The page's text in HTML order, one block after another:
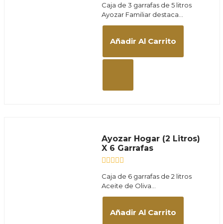
con
0
Caja de 3 garrafas de 5 litros
Ayozar Familiar destaca...
Añadir Al Carrito
Ayozar Hogar (2 Litros)
X 6 Garrafas
con
0
Caja de 6 garrafas de 2 litros
Aceite de Oliva...
Añadir Al Carrito